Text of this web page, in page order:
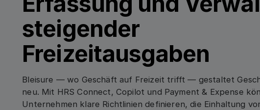
steigender
Freizeitausgaben
Bleisure — wo Geschäft auf Freizeit trifft — gestaltet
neu. Mit HRS Connect, Copilot und Payment & Expense
Unternehmen klare Richtlinien definieren, die Einhaltung